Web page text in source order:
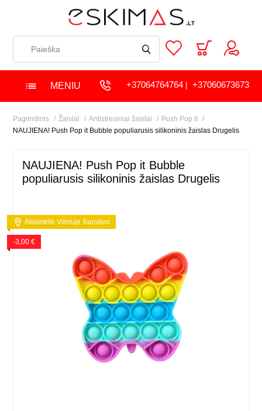
MENIU +37064764764| +37060673673
Pagrindinis Žaislai Antistresiniai žaislai
Push Pop it
NAUJIENA! Push Pop it Bubble populiarusis silikoninis žaislas Drugelis
NAUJIENA! Push Pop it Bubble
populiarusis silikoninis žaislas Drugelis
Atsiimkite Vilniuje šiandien
-3,00 €